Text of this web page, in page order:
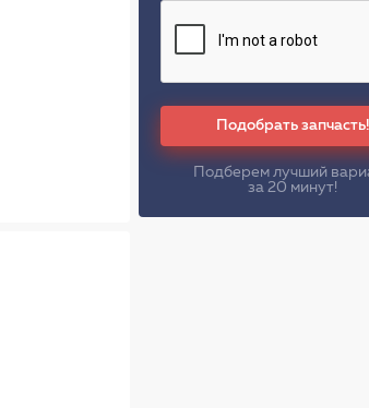
Подобрать запчасть!
Подберем лучший
за 20 минут!